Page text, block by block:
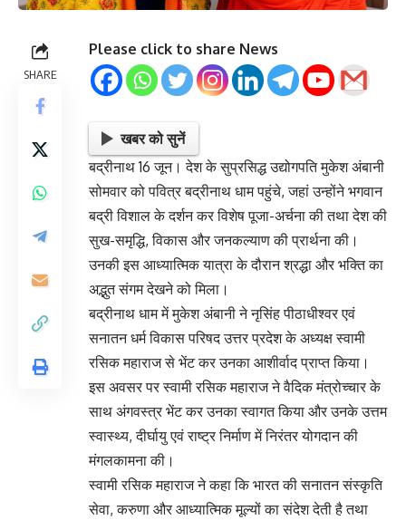
SHARE
Please click to share News
खबर को सुनें
बद्रीनाथ 16 जून। देश के सुप्रसिद्ध उद्योगपति मुकेश अंबानी
सोमवार को पवित्र बद्रीनाथ धाम पहुंचे, जहां उन्होंने भगवान
बद्री विशाल के दर्शन कर विशेष पूजा-अर्चना की तथा देश की
सुख-समृद्धि, विकास और जनकल्याण की प्रार्थना की।
उनकी इस आध्यात्मिक यात्रा के दौरान श्रद्धा और भक्ति का
अद्भुत संगम देखने को मिला।
बद्रीनाथ धाम में मुकेश अंबानी ने नृसिंह पीठाधीश्वर एवं
सनातन धर्म विकास परिषद उत्तर प्रदेश के अध्यक्ष स्वामी
रसिक महाराज से भेंट कर उनका आशीर्वाद प्राप्त किया।
इस अवसर पर स्वामी रसिक महाराज ने वैदिक मंत्रोच्चार के
साथ अंगवस्त्र भेंट कर उनका स्वागत किया और उनके उत्तम
स्वास्थ्य, दीर्घायु एवं राष्ट्र निर्माण में निरंतर योगदान की
मंगलकामना की।
स्वामी रसिक महाराज ने कहा कि भारत की सनातन संस्कृति
सेवा, करुणा और आध्यात्मिक मूल्यों का संदेश देती है तथा